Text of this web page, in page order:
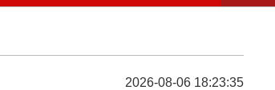
2026-08-06 18:23:35